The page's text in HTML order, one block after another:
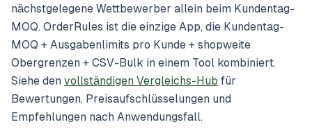
nächstgelegene Wettbewerber allein beim Kundentag-
MOQ. OrderRules ist die einzige App, die Kundentag-
MOQ + Ausgabenlimits pro Kunde + shopweite
Obergrenzen + CSV-Bulk in einem Tool kombiniert.
Siehe den vollständigen Vergleichs-Hub für
Bewertungen, Preisaufschlüsselungen und
Empfehlungen nach Anwendungsfall.